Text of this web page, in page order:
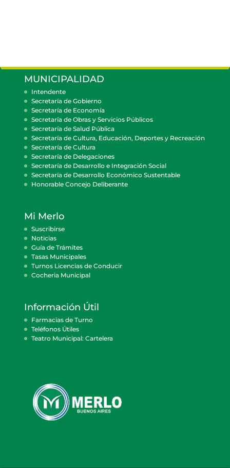
MUNICIPALIDAD
Intendente
Secretaría de Gobierno
Secretaría de Economía
Secretaría de Obras y Servicios Públicos
Secretaría de Salud Pública
Secretaría de Cultura, Educación, Deportes y Recreación
Secretaría de Cultura
Secretaría de Delegaciones
Secretaría de Desarrollo e Integración Social
Secretaría de Desarrollo Económico Sustentable
Honorable Concejo Deliberante
Mi Merlo
Suscribirse
Noticias
Guía de Trámites
Tasas Municipales
Turnos Licencias de Conducir
Cocheria Municipal
Información Útil
Farmacias de Turno
Teléfonos Útiles
Teatro Municipal: Cartelera